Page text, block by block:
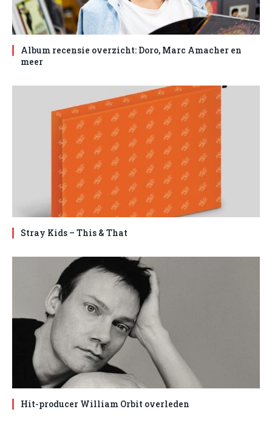
Album recensie overzicht: Doro, Marc Amacher en
meer
Stray Kids – This & That
Hit-producer William Orbit overleden